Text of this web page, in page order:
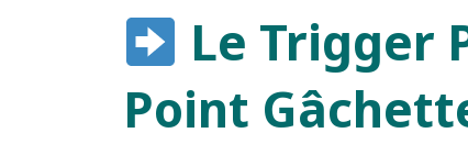
Le Trigger
Point